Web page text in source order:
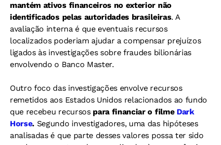
mantém ativos financeiros no exterior não
identificados pelas autoridades brasileiras. A
avaliação interna é que eventuais recursos
localizados poderiam ajudar a compensar prejuízos
ligados às investigações sobre fraudes bilionárias
envolvendo o Banco Master.
Outro foco das investigações envolve recursos
remetidos aos Estados Unidos relacionados ao fundo
que recebeu recursos para financiar o filme Dark
Horse. Segundo investigadores, uma das hipóteses
analisadas é que parte desses valores possa ter sido